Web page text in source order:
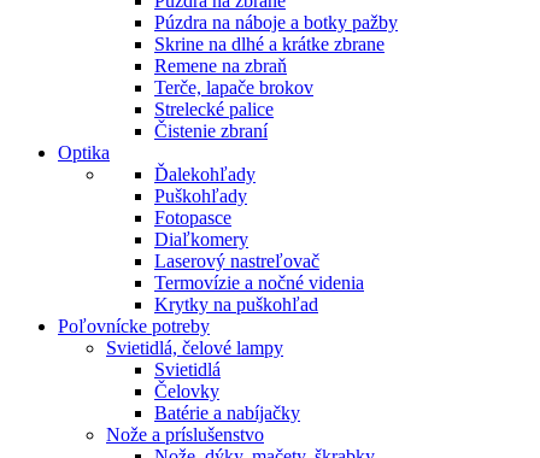
Púzdra na náboje a botky pažby
Skrine na dlhé a krátke zbrane
Remene na zbraň
Terče, lapače brokov
Strelecké palice
Čistenie zbraní
Optika
Ďalekohľady
Puškohľady
Fotopasce
Diaľkomery
Laserový nastreľovač
Termovízie a nočné videnia
Krytky na puškohľad
Poľovnícke potreby
Svietidlá, čelové lampy
Svietidlá
Čelovky
Batérie a nabíjačky
Nože a príslušenstvo